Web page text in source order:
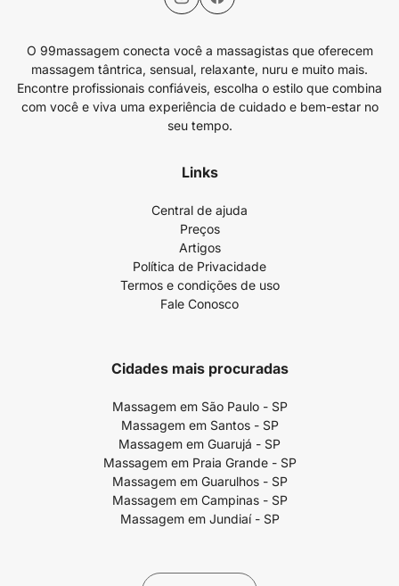
O 99massagem conecta você a massagistas que oferecem
massagem tântrica, sensual, relaxante, nuru e muito mais.
Encontre profissionais confiáveis, escolha o estilo que combina
com você e viva uma experiência de cuidado e bem-estar no
seu tempo.
Links
Central de ajuda
Preços
Artigos
Política de Privacidade
Termos e condições de uso
Fale Conosco
Cidades mais procuradas
Massagem em São Paulo - SP
Massagem em Santos - SP
Massagem em Guarujá - SP
Massagem em Praia Grande - SP
Massagem em Guarulhos - SP
Massagem em Campinas - SP
Massagem em Jundiaí - SP